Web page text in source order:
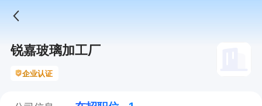
锐嘉玻璃加工厂
企业认证